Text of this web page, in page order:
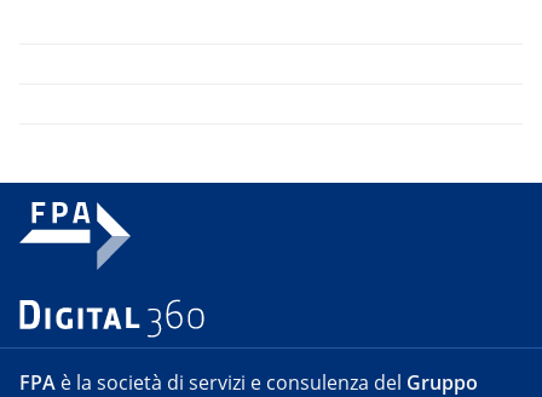
FPA è la società di servizi e consulenza del Gruppo